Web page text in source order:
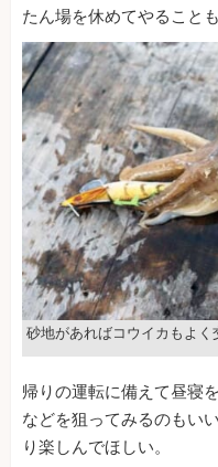
たん場を休めてやることも
砂地があればコウイカもよく
帰りの運転に備えて昼寝
などを狙ってみるのもい
り楽しんでほしい。